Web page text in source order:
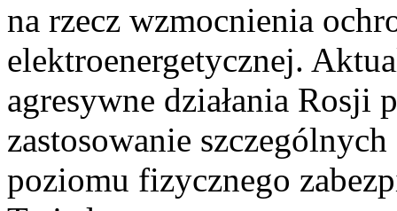
na rzecz wzmocnienia
elektroenergetycznej.
agresywne działania Rosji
zastosowanie
poziomu fizycznego